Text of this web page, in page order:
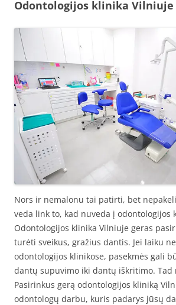
Odontologijos klinika Vilniuje
Nors ir nemalonu tai patirti, bet
veda link to, kad nuveda į odontologijos
Odontologijos klinika Vilniuje geras
turėti sveikus, gražius dantis. Jei laiku
odontologijos klinikose, pasekmės gali
dantų supuvimo iki dantų iškritimo. Tad
Pasirinkus gerą odontologijos kliniką
odontologų darbu, kuris padarys jūsų